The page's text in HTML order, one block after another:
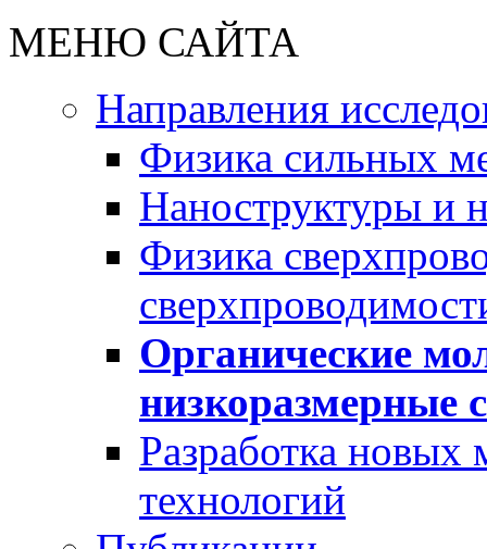
МЕНЮ САЙТА
Направления
Физика сильных
Наноструктуры и
Физика
Органические
низкоразмерные
Разработка новых
технологий